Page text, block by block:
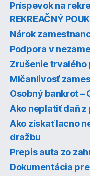
Príspevok na
REKREAČNÝ
Nárok
Podpora v
Zrušenie trvalého
Mlčanlivosť
Osobný bankrot –
Ako neplatiť daň
Ako získať lacno
dražbu
Prepis auta zo
Dokumentácia